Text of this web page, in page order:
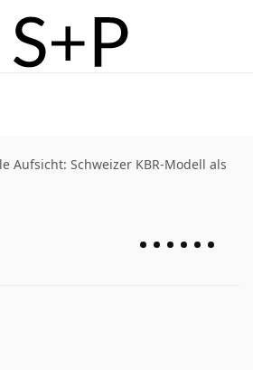
Aufsicht: Schweizer KBR-Modell als